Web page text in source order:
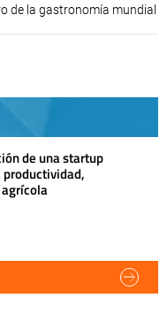
de la gastronomía mundial
de una startup